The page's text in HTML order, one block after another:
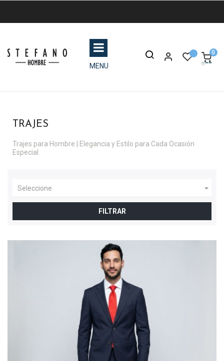
MENU
0
TRAJES
Trajes para Hombre | Elegancia y Estilo para Cada Ocasión
Especial
Seleccione 
FILTRAR